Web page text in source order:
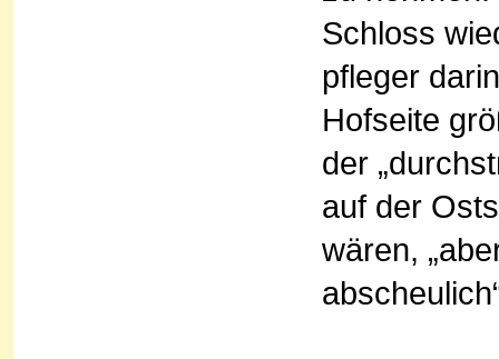
Schloss
pfleger
Hofseite
der
auf der
wären,